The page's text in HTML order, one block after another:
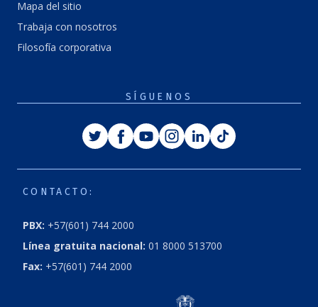
Mapa del sitio
Trabaja con nosotros
Filosofía corporativa
SÍGUENOS
TwitterFacebook
YoutubeInstagram
LinkedinTiktok
CONTACTO:
PBX: +57(601) 744 2000
Línea gratuita nacional: 01 8000 513700
Fax: +57(601) 744 2000